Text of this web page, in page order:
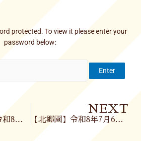
protected. To view it please enter your
password below:
【新さっぽろ園】令和8年7月3日(金)
NEXT
【北郷園】令和8年7月6日(月)